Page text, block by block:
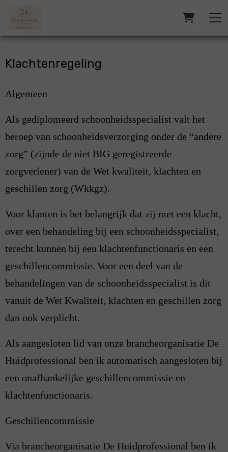
Klachtenregeling
Algemeen
Als gediplomeerd schoonheidsspecialist valt het
beroep van schoonheidsverzorging onder de “andere
zorg” (zijnde de niet BIG geregistreerde
zorgverlener) van de Wet kwaliteit, klachten en
geschillen zorg (Wkkgz).
Voor klanten is het belangrijk dat zij met een klacht,
over een behandeling bij een schoonheidsspecialist,
terecht kunnen bij een klachtenfunctionaris en een
geschillencommissie. Voor een deel van de
behandelingen van de schoonheidsspecialist is dit
vanuit de Wet Kwaliteit, klachten en geschillen zorg
dan ook verplicht.
Als aangesloten lid van onze brancheorganisatie De
Huidprofessional ben ik automatisch aangesloten bij
een onafhankelijke geschillencommissie en
klachtenfunctionaris.
Geschillencommissie
Via brancheorganisatie De Huidprofessional ben ik